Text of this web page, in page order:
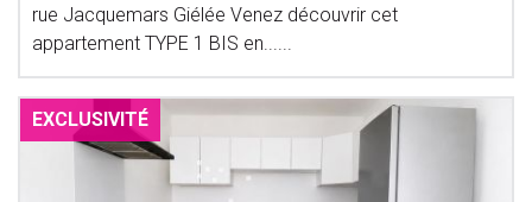
rue Jacquemars Giélée Venez découvrir cet
appartement TYPE 1 BIS en......
EXCLUSIVITÉ